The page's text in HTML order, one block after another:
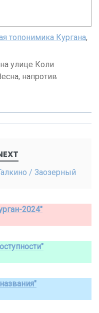
топонимика Кургана,
улице Коли
напротив
/ Заозерный
2024"